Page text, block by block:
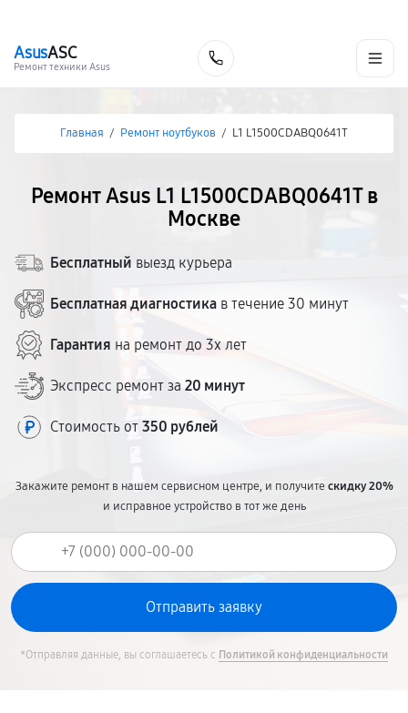
AsusASC
Ремонт техники Asus
Главная / Ремонт ноутбуков / L1 L1500CDABQ0641T
Ремонт Asus L1 L1500CDABQ0641T в
Москве
Бесплатный выезд курьера
Бесплатная диагностика в течение 30 минут
Гарантия на ремонт до 3х лет
Экспресс ремонт за 20 минут
Стоимость от 350 рублей
Закажите ремонт в нашем сервисном центре, и получитескидку 20%
и исправное устройство в тот же день
*Отправляя данные, вы соглашаетесь с Политикой конфиденциальности